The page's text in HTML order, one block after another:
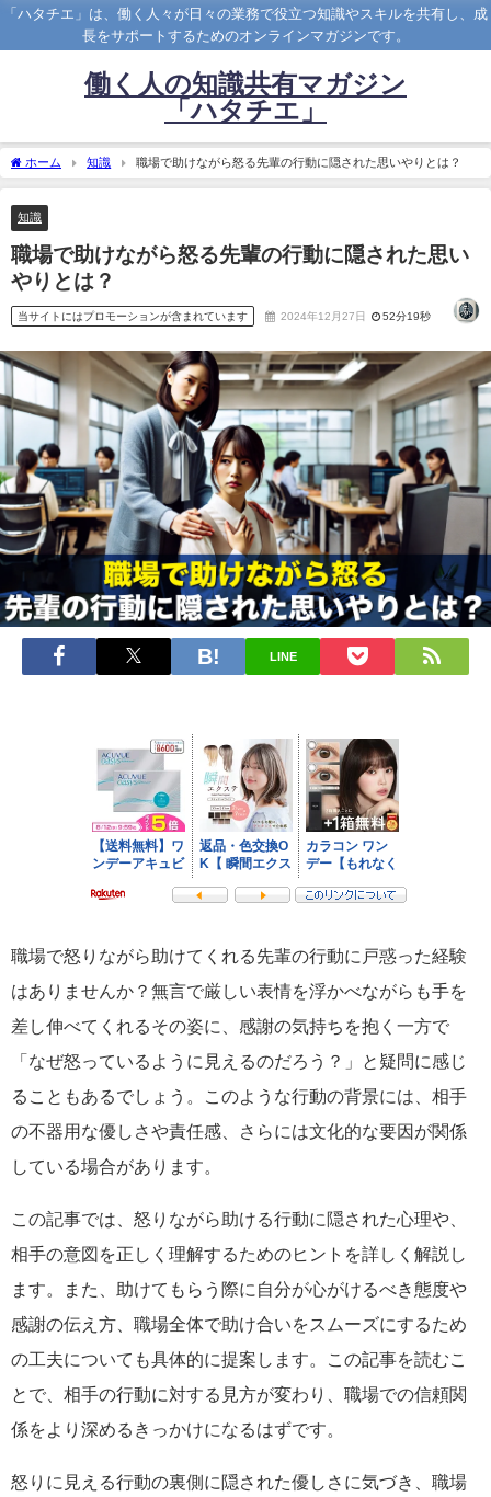
「ハタチエ」は、働く人々が日々の業務で役立つ知識やスキルを共有し、成
長をサポートするためのオンラインマガジンです。
働く人の知識共有マガジン
「ハタチエ」
ホーム 知識 職場で助けながら怒る先輩の行動に隠された思いやりとは？
知識
職場で助けながら怒る先輩の行動に隠された思い
やりとは？
当サイトにはプロモーションが含まれています 2024年12月27日 52分19秒
LINE
職場で怒りながら助けてくれる先輩の行動に戸惑った経験
はありませんか？無言で厳しい表情を浮かべながらも手を
差し伸べてくれるその姿に、感謝の気持ちを抱く一方で
「なぜ怒っているように見えるのだろう？」と疑問に感じ
ることもあるでしょう。このような行動の背景には、相手
の不器用な優しさや責任感、さらには文化的な要因が関係
している場合があります。
この記事では、怒りながら助ける行動に隠された心理や、
相手の意図を正しく理解するためのヒントを詳しく解説し
ます。また、助けてもらう際に自分が心がけるべき態度や
感謝の伝え方、職場全体で助け合いをスムーズにするため
の工夫についても具体的に提案します。この記事を読むこ
とで、相手の行動に対する見方が変わり、職場での信頼関
係をより深めるきっかけになるはずです。
怒りに見える行動の裏側に隠された優しさに気づき、職場